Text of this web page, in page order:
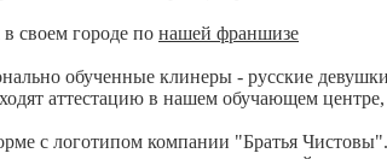
своем городе по нашей франшизе
обученные клинеры - русские
аттестацию в нашем обучающем
с логотипом компании "Братья Чистовы".